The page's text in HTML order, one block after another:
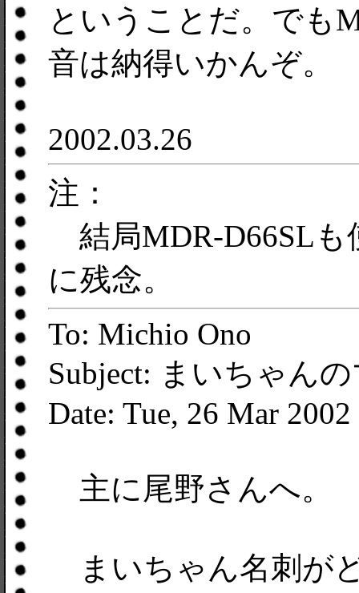
ということだ。でも
音は納得いかんぞ。
2002.03.26
注：
結局MDR-D66SLも
に残念。
To: Michio Ono
Subject: まいちゃん
Date: Tue, 26 Mar
主に尾野さんへ。
まいちゃん名刺が